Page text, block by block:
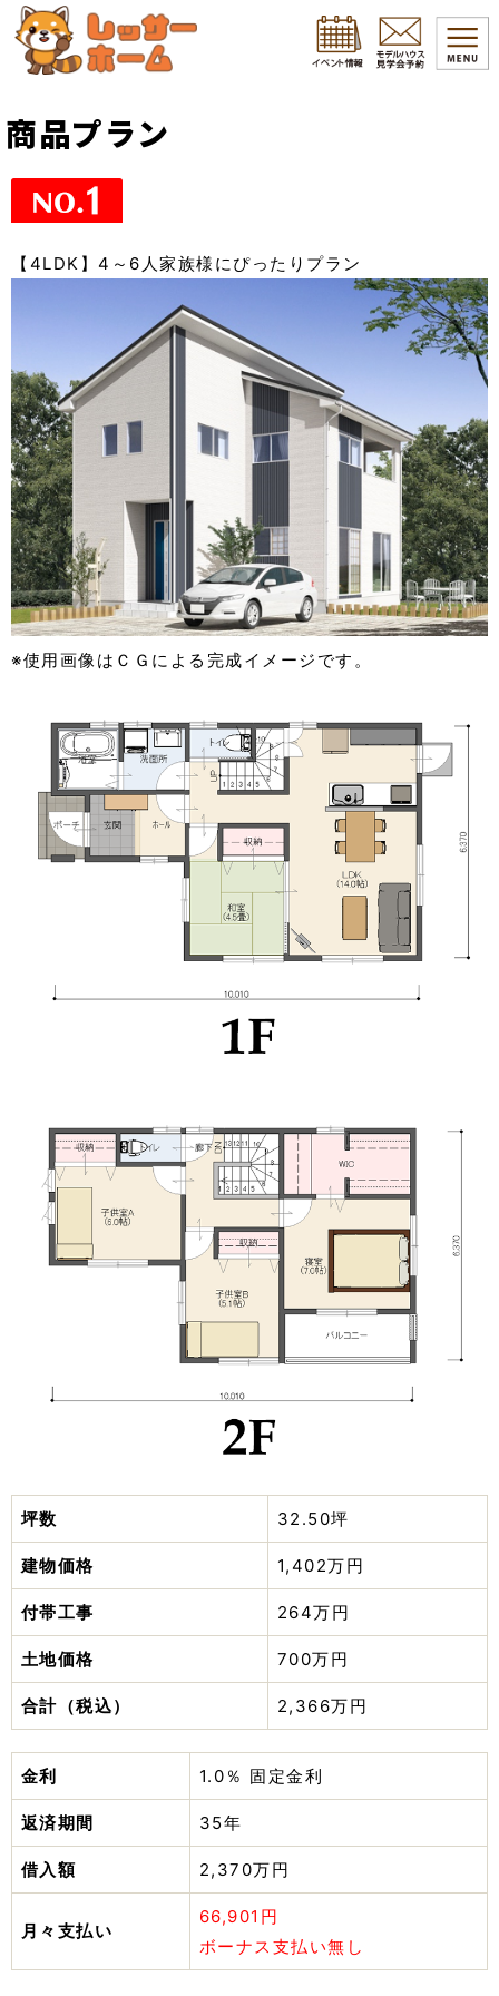
商品プラン
【4LDK】4～6人家族様にぴったりプラン
※使用画像はＣＧによる完成イメージです。
坪数 32.50坪
建物価格 1,402万円
付帯工事 264万円
土地価格 700万円
合計（税込） 2,366万円
金利 1.0％ 固定金利
返済期間 35年
借入額 2,370万円
月々支払い
66,901円
ボーナス支払い無し